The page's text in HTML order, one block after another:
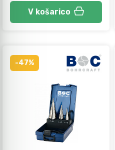
V košarico
-47%